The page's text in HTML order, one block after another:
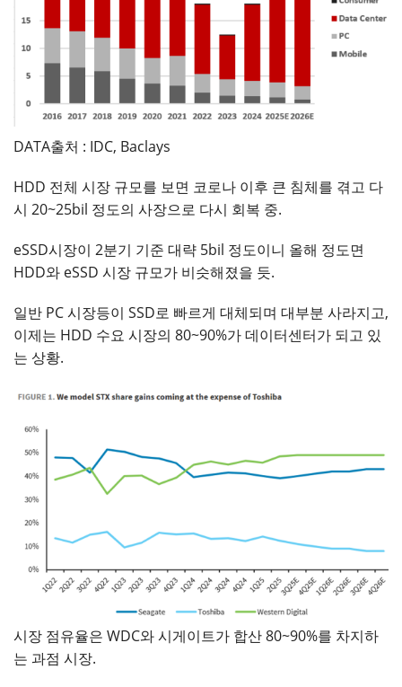
DATA출처 : IDC, Baclays
HDD 전체 시장 규모를 보면 코로나 이후 큰 침체를 겪고 다
시 20~25bil 정도의 사장으로 다시 회복 중.
eSSD시장이 2분기 기준 대략 5bil 정도이니 올해 정도면
HDD와 eSSD 시장 규모가 비슷해졌을 듯.
일반 PC 시장등이 SSD로 빠르게 대체되며 대부분 사라지고,
이제는 HDD 수요 시장의 80~90%가 데이터센터가 되고 있
는 상황.
시장 점유율은 WDC와 시게이트가 합산 80~90%를 차지하
는 과점 시장.